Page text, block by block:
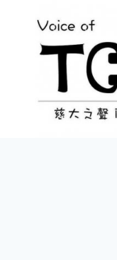
content